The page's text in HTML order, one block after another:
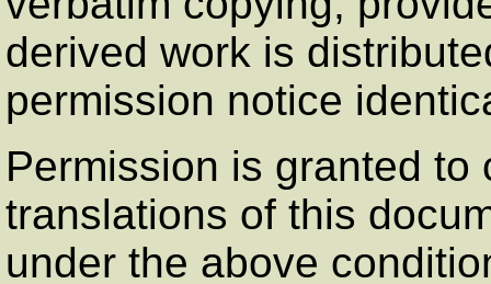
derived work is
permission notice
Permission is granted to
translations of this
under the above